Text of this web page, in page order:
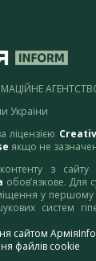
України
ліцензією
якщо не
з
обов’язкове. Для
у першому
систем
сайтом
файлів cookie